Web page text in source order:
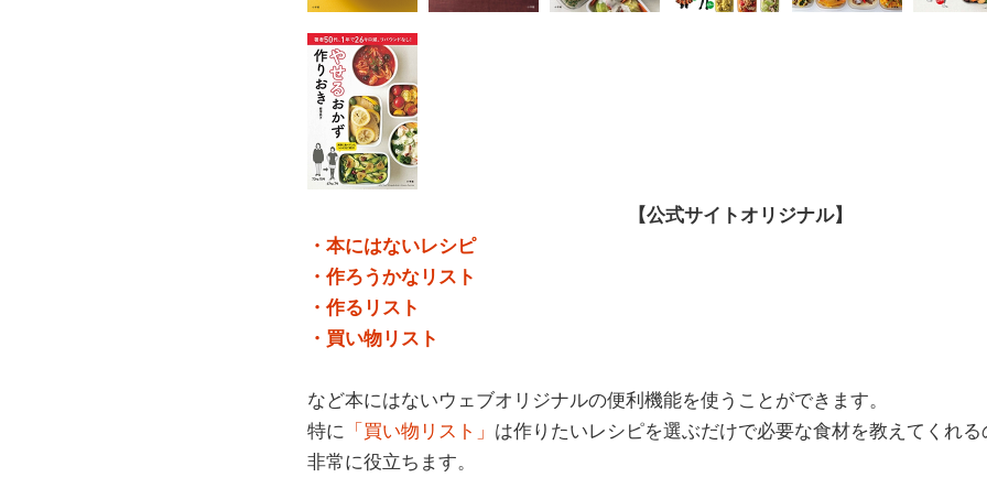
【公式サイトオリジナル】
・本にはないレシピ
・作ろうかなリスト
・作るリスト
・買い物リスト
など本にはないウェブオリジナルの便利機能を使うことができます。
特に 「買い物リスト」 は作りたいレシピを選ぶだけで必要な食材を教えてくれ
非常に役立ちます。